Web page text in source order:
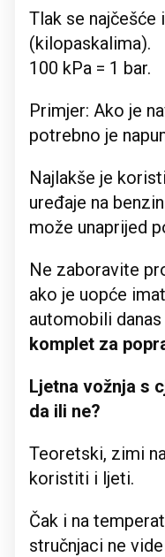
Tlak se najčešće
(kilopaskalima).
100 kPa = 1 bar.
Primjer: Ako je
potrebno je
Najlakše je
uređaje na
može unaprijed
Ne zaboravite
ako je uopće
automobili
komplet za
Ljetna vožnja s
da ili ne?
Teoretski, zimi
koristiti i ljeti.
Čak i na
stručnjaci ne